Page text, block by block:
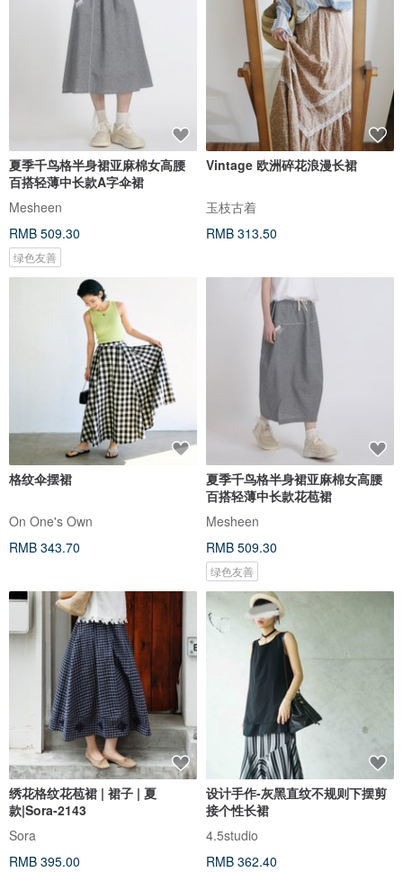
夏季千鸟格半身裙亚麻棉女高腰
百搭轻薄中长款A字伞裙
Mesheen
RMB 509.30
绿色友善
Vintage 欧洲碎花浪漫长裙
玉枝古着
RMB 313.50
格纹伞摆裙
On One's Own
RMB 343.70
夏季千鸟格半身裙亚麻棉女高腰
百搭轻薄中长款花苞裙
Mesheen
RMB 509.30
绿色友善
绣花格纹花苞裙 | 裙子 | 夏
款|Sora-2143
Sora
RMB 395.00
设计手作-灰黑直纹不规则下摆剪
接个性长裙
4.5studio
RMB 362.40